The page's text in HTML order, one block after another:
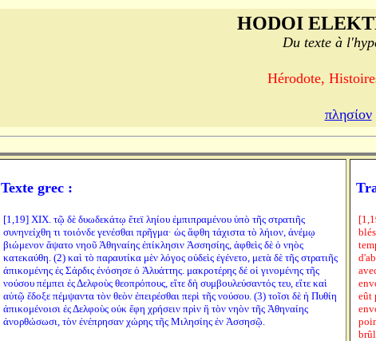
HODOI
Du texte à
Hérodote,
πλησίον
Texte grec :
[1,19] XIX. τῷ δὲ δυωδεκάτῳ ἔτεϊ ληίου ἐμπιπραμένου ὑπὸ τῆς στρατιῆς
συνηνείχθη τι τοιόνδε γενέσθαι πρῆγμα· ὡς ἅφθη τάχιστα τὸ λήιον, ἀνέμῳ
βιώμενον ἅψατο νηοῦ Ἀθηναίης ἐπίκλησιν Ἀσσησίης, ἁφθεὶς δὲ ὁ νηὸς
κατεκαύθη. (2) καὶ τὸ παραυτίκα μὲν λόγος οὐδεὶς ἐγένετο, μετὰ δὲ τῆς στρατιῆς
ἀπικομένης ἐς Σάρδις ἐνόσησε ὁ Ἀλυάττης. μακροτέρης δέ οἱ γινομένης τῆς
νούσου πέμπει ἐς Δελφοὺς θεοπρόπους, εἴτε δὴ συμβουλεύσαντός τευ, εἴτε καὶ
αὐτῷ ἔδοξε πέμψαντα τὸν θεὸν ἐπειρέσθαι περὶ τῆς νούσου. (3) τοῖσι δὲ ἡ Πυθίη
ἀπικομένοισι ἐς Δελφοὺς οὐκ ἔφη χρήσειν πρὶν ἢ τὸν νηὸν τῆς Ἀθηναίης
ἀνορθώσωσι, τὸν ἐνέπρησαν χώρης τῆς Μιλησίης ἐν Ἀσσησῷ.
eût